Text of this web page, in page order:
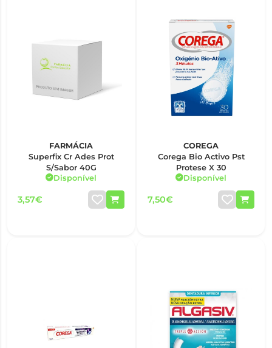
FARMÁCIA
Superfix Cr Ades Prot
S/Sabor 40G
Disponível
3,57€
COREGA
Corega Bio Activo Pst
Protese X 30
Disponível
7,50€